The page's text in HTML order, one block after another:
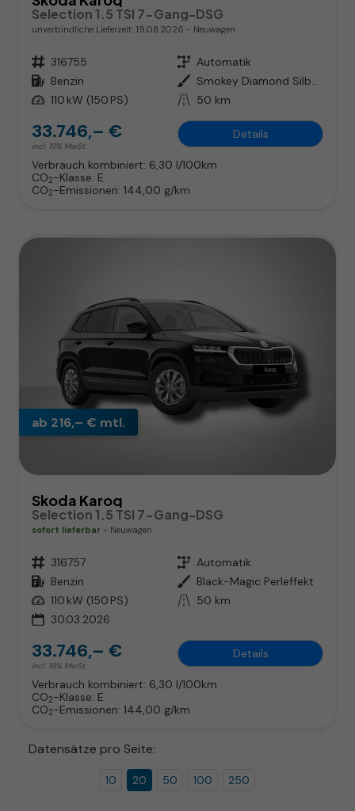
Selection 1.5 TSI 7-Gang-DSG
unverbindliche Lieferzeit: 19.08.2026 Neuwagen
Fahrzeugnr. 316755 Getriebe Automatik
Kraftstoff Benzin Außenfarbe
Smokey Diamond Silber Metallic
Leistung 110 kW (150 PS) Kilometerstand 50 km
33.746,– €
incl. 19% MwSt.
Details
Verbrauch kombiniert: 6,30 l/100km
CO2-Klasse: E
CO2-Emissionen: 144,00 g/km
ab 216,– € mtl.
Skoda Karoq
Selection 1.5 TSI 7-Gang-DSG
sofort lieferbar Neuwagen
Fahrzeugnr. 316757 Getriebe Automatik
Kraftstoff Benzin Außenfarbe Black-Magic Perleffekt
Leistung 110 kW (150 PS) Kilometerstand 50 km
30.03.2026
33.746,– €
incl. 19% MwSt.
Details
Verbrauch kombiniert: 6,30 l/100km
CO2-Klasse: E
CO2-Emissionen: 144,00 g/km
Datensätze pro Seite:
10 20 50 100 250